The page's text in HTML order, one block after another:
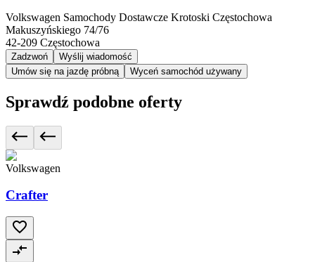
Volkswagen Samochody Dostawcze Krotoski Częstochowa
Makuszyńskiego 74/76
42-209 Częstochowa
Zadzwoń
Wyślij wiadomość
Umów się na jazdę próbną
Wyceń samochód używany
Sprawdź podobne oferty
Volkswagen
Crafter